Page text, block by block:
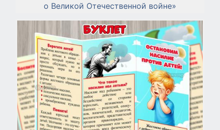
о Великой Отечественной войне»